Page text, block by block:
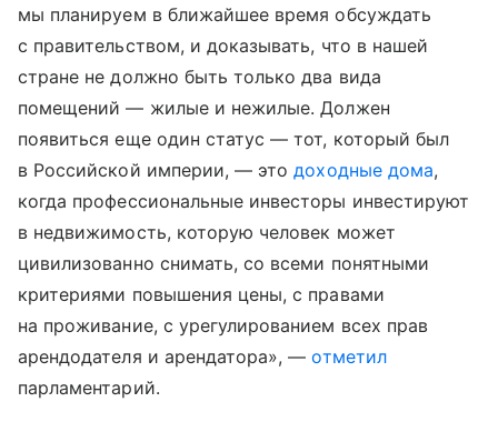
мы планируем в ближайшее время обсуждать
с правительством, и доказывать, что в нашей
стране не должно быть только два вида
помещений — жилые и нежилые. Должен
появиться еще один статус — тот, который был
в Российской империи, — этодоходные дома,
когда профессиональные инвесторы инвестируют
в недвижимость, которую человек может
цивилизованно снимать, со всеми понятными
критериями повышения цены, с правами
на проживание, с урегулированием всех прав
арендодателя и арендатора», —отметил
парламентарий.